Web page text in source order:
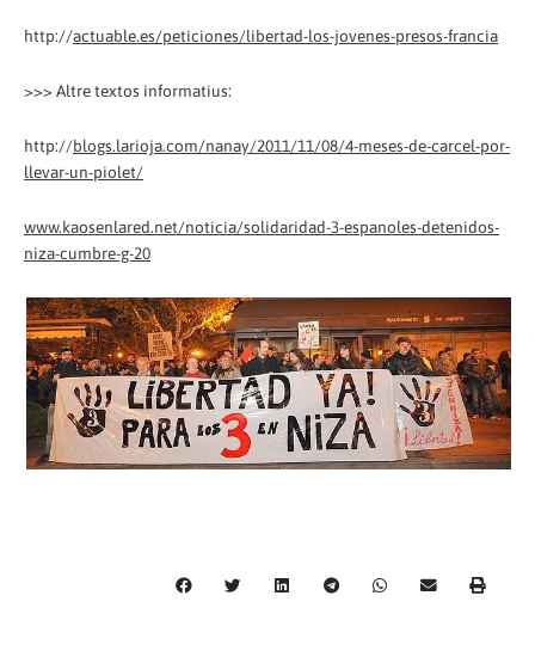
http://actuable.es/peticiones/libertad-los-jovenes-presos-francia
>>> Altre textos informatius:
http://blogs.larioja.com/nanay/2011/11/08/4-meses-de-carcel-por-
llevar-un-piolet/
www.kaosenlared.net/noticia/solidaridad-3-espanoles-detenidos-
niza-cumbre-g-20